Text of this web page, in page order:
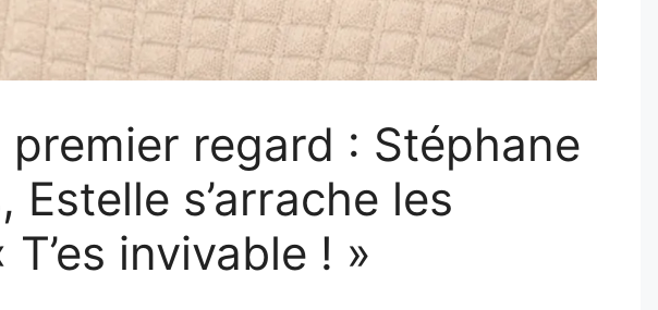
premier regard : Stéphane
Estelle s’arrache les
invivable ! »